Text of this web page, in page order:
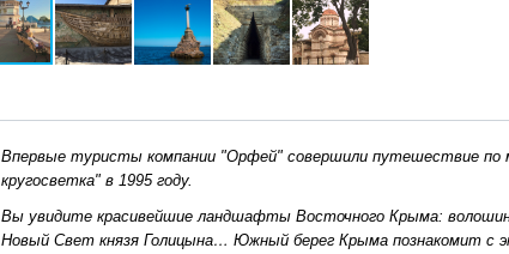
Впервые туристы компании "Орфей" совершили путешествие по
кругосветка" в 1995 году.
Вы увидите красивейшие ландшафты Восточного Крыма:
Новый Свет князя Голицына… Южный берег Крыма познакомит с